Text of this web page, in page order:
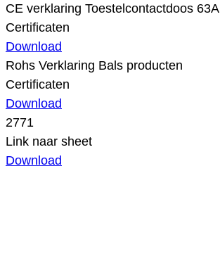
CE verklaring Toestelcontactdoos 63A
Certificaten
Download
Rohs Verklaring Bals producten
Certificaten
Download
2771
Link naar sheet
Download